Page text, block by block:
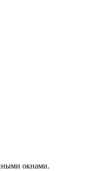
окнами.